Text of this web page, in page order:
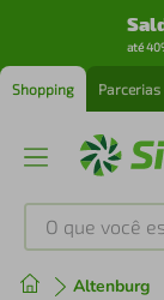
até
Shopping Parcerias
O que você
Altenburg
Produtos